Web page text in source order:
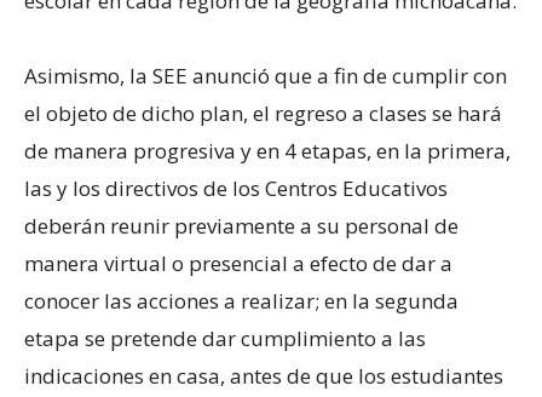
Asimismo, la SEE anunció que a fin de cumplir con
el objeto de dicho plan, el regreso a clases se hará
de manera progresiva y en 4 etapas, en la primera,
las y los directivos de los Centros Educativos
deberán reunir previamente a su personal de
manera virtual o presencial a efecto de dar a
conocer las acciones a realizar; en la segunda
etapa se pretende dar cumplimiento a las
indicaciones en casa, antes de que los estudiantes